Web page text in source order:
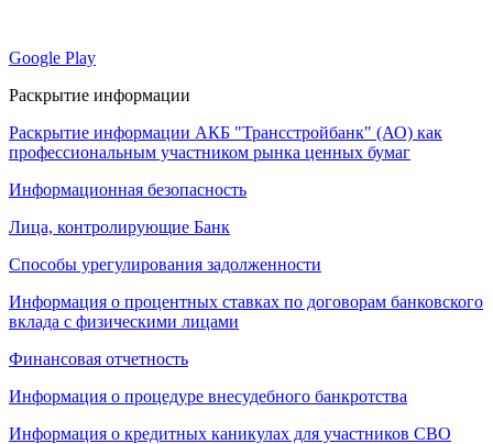
Google Play
Раскрытие информации
Раскрытие информации АКБ "Трансстройбанк" (АО) как
профессиональным участником рынка ценных бумаг
Информационная безопасность
Лица, контролирующие Банк
Способы урегулирования задолженности
Информация о процентных ставках по договорам банковского
вклада с физическими лицами
Финансовая отчетность
Информация о процедуре внесудебного банкротства
Информация о кредитных каникулах для участников СВО